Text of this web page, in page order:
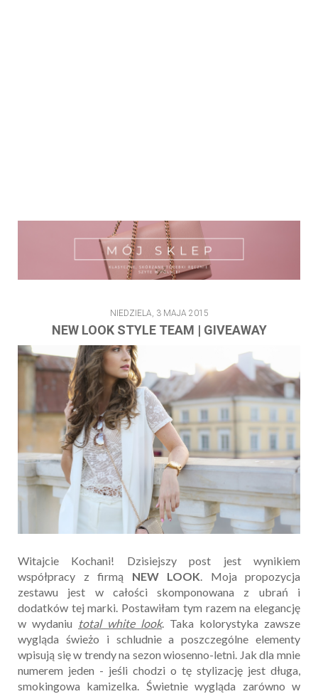
NIEDZIELA, 3 MAJA 2015
NEW LOOK STYLE TEAM | GIVEAWAY
Witajcie Kochani! Dzisiejszy post jest wynikiem
współpracy z firmą NEW LOOK. Moja propozycja
zestawu jest w całości skomponowana z ubrań i
dodatków tej marki. Postawiłam tym razem na elegancję
w wydaniu total white look. Taka kolorystyka zawsze
wygląda świeżo i schludnie a poszczególne elementy
wpisują się w trendy na sezon wiosenno-letni. Jak dla mnie
numerem jeden - jeśli chodzi o tę stylizację jest długa,
smokingowa kamizelka. Świetnie wygląda zarówno w